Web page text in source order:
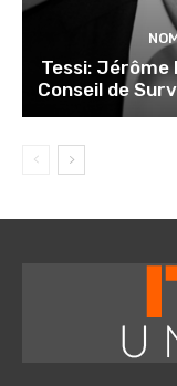
Tessi: Jérôme
Conseil de